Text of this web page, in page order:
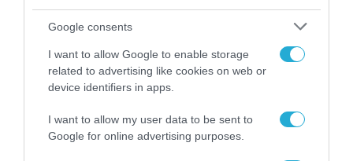
Google consents
I want to allow Google to enable storage
related to advertising like cookies on web or
device identifiers in apps.
I want to allow my user data to be sent to
Google for online advertising purposes.